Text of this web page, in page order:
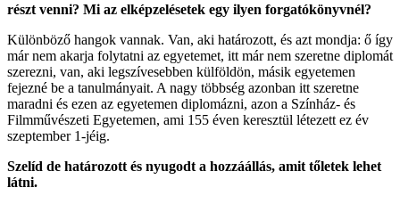
részt venni? Mi az elképzelésetek egy ilyen forgatókönyvnél?
Különböző hangok vannak. Van, aki határozott, és azt mondja: ő így
már nem akarja folytatni az egyetemet, itt már nem szeretne diplomát
szerezni, van, aki legszívesebben külföldön, másik egyetemen
fejezné be a tanulmányait. A nagy többség azonban itt szeretne
maradni és ezen az egyetemen diplomázni, azon a Színház- és
Filmművészeti Egyetemen, ami 155 éven keresztül létezett ez év
szeptember 1-jéig.
Szelíd de határozott és nyugodt a hozzáállás, amit tőletek lehet
látni.